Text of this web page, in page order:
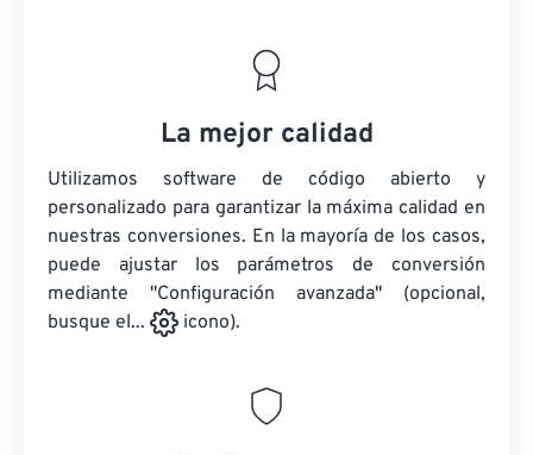
La mejor calidad
Utilizamos software de código abierto y
personalizado para garantizar la máxima calidad en
nuestras conversiones. En la mayoría de los casos,
puede ajustar los parámetros de conversión
mediante "Configuración avanzada" (opcional,
busque el...
icono).